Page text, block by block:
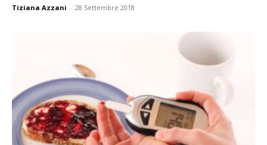
Tiziana Azzani - 28 Settembre 2018